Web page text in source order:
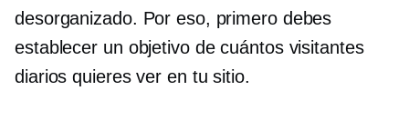
desorganizado. Por eso, primero debes
establecer un objetivo de cuántos visitantes
diarios quieres ver en tu sitio.